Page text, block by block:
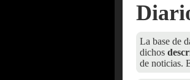
La base de
dichos
de noticias.